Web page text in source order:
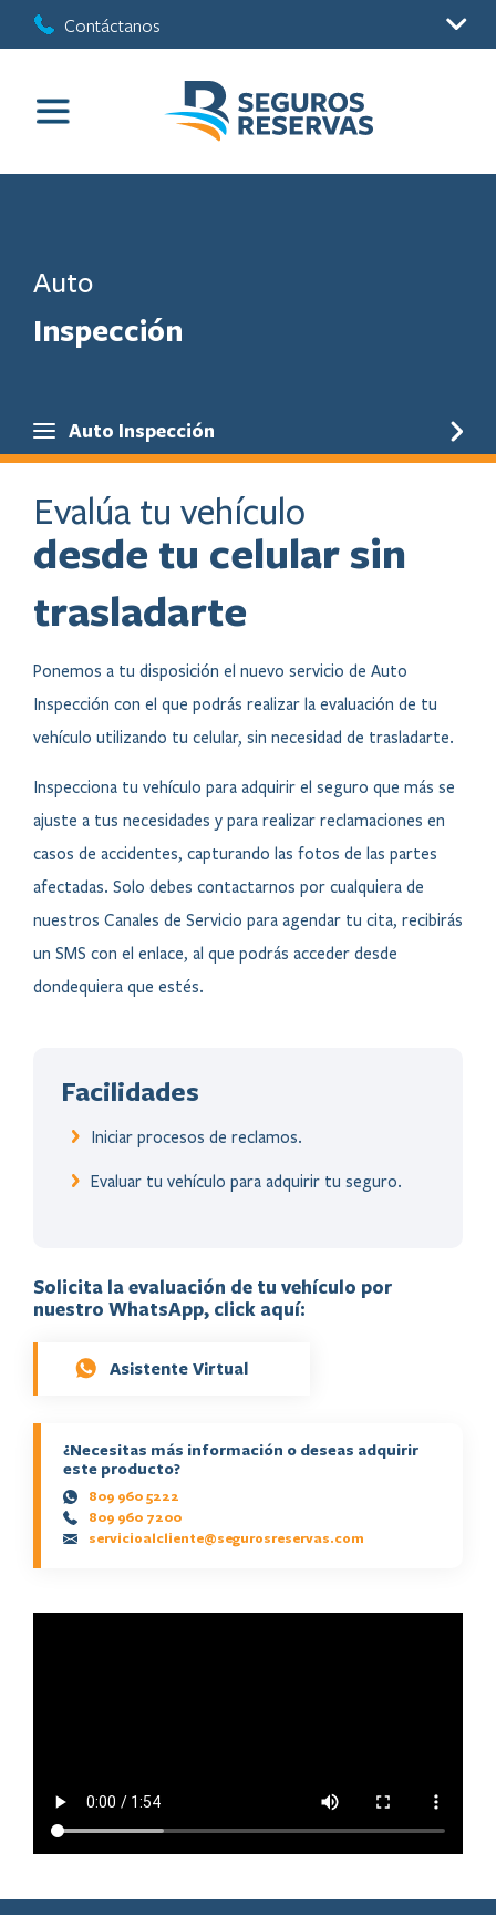
Contáctanos
Auto
Inspección
Auto Inspección
​Evalúa tu vehículo
desde tu celular sin
trasladarte
Ponemos a tu disposición el nuevo servicio de Auto
Inspección con el que podrás realizar la evaluación de tu
vehículo utilizando tu celular, sin necesidad de trasladarte.
Inspecciona tu vehículo para adquirir el seguro que más se
ajuste a tus necesidades y para realizar reclamaciones en
casos de accidentes, capturando las fotos de las partes
afectadas. Solo debes contactarnos por cualquiera de
nuestros Canales de Servicio para agendar tu cita, recibirás
un SMS con el enlace, al que podrás acceder desde
dondequiera que estés.
Facilidades
Iniciar procesos de reclamos.
Evaluar tu vehículo para adquirir tu seguro.
Solicita la evaluación de tu vehículo por
nuestro WhatsApp, click aquí:
Asistente Virtual
¿Necesitas más información o deseas adquirir
este producto?
809 960 5222
809 960 7200
servicioalcliente@segurosreservas.com